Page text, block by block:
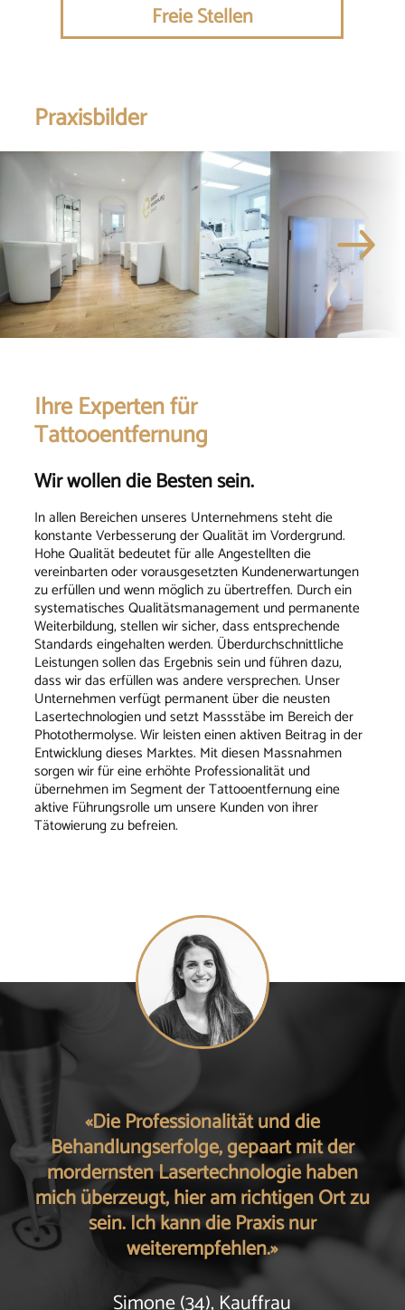
Freie Stellen
Praxisbilder
Ihre Experten für
Tattooentfernung
Wir wollen die Besten sein.
In allen Bereichen unseres Unternehmens steht die
konstante Verbesserung der Qualität im Vordergrund.
Hohe Qualität bedeutet für alle Angestellten die
vereinbarten oder vorausgesetzten Kundenerwartungen
zu erfüllen und wenn möglich zu übertreffen. Durch ein
systematisches Qualitätsmanagement und permanente
Weiterbildung, stellen wir sicher, dass entsprechende
Standards eingehalten werden. Überdurchschnittliche
Leistungen sollen das Ergebnis sein und führen dazu,
dass wir das erfüllen was andere versprechen. Unser
Unternehmen verfügt permanent über die neusten
Lasertechnologien und setzt Massstäbe im Bereich der
Photothermolyse. Wir leisten einen aktiven Beitrag in der
Entwicklung dieses Marktes. Mit diesen Massnahmen
sorgen wir für eine erhöhte Professionalität und
übernehmen im Segment der Tattooentfernung eine
aktive Führungsrolle um unsere Kunden von ihrer
Tätowierung zu befreien.
«Die Professionalität und die
Behandlungserfolge, gepaart mit der
mordernsten Lasertechnologie haben
mich überzeugt, hier am richtigen Ort zu
sein. Ich kann die Praxis nur
weiterempfehlen.»
Simone (34), Kauffrau